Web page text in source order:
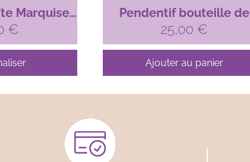
Marquise
–
€
Pendentif bouteille de
parfum – Onyx vert
25,00 €
Ajouter au panier